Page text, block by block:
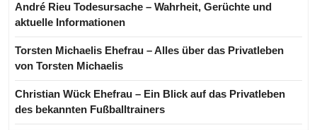
André Rieu Todesursache – Wahrheit, Gerüchte und
aktuelle Informationen
Torsten Michaelis Ehefrau – Alles über das Privatleben
von Torsten Michaelis
Christian Wück Ehefrau – Ein Blick auf das Privatleben
des bekannten Fußballtrainers